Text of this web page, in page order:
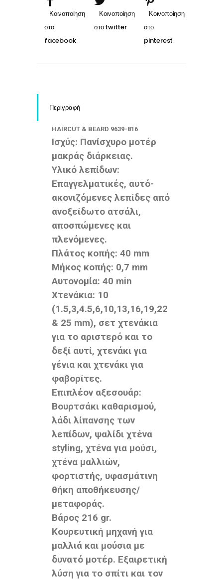
Περιγραφή
HAIRCUT & BEARD 9639-816
Iσχύς: Πανίσχυρο μοτέρ
μακράς διάρκειας.
Υλικό λεπίδων:
Επαγγελματικές, αυτό-
ακονιζόμενες λεπίδες από
ανοξείδωτο ατσάλι,
αποσπώμενες και
πλενόμενες.
Πλάτος κοπής: 40 mm
Μήκος κοπής: 0,7 mm
Αυτονομία: 40 min
Χτενάκια: 10
(1.5,3,4.5,6,10,13,16,19,22
& 25 mm), σετ χτενάκια
για το αριστερό και το
δεξί αυτί, χτενάκι για
γένια και χτενάκι για
φαβορίτες.
Επιπλέον αξεσουάρ:
Βουρτσάκι καθαρισμού,
λάδι λίπανσης των
λεπίδων, ψαλίδι χτένα
styling, χτένα για μούσι,
χτένα μαλλιών,
φορτιστής, υφασμάτινη
θήκη αποθήκευσης/
μεταφοράς.
Βάρος 216 gr.
Κουρευτική μηχανή για
μαλλιά και μούσια με
δυνατό μοτέρ. Εξαιρετική
λύση για το σπίτι και τον